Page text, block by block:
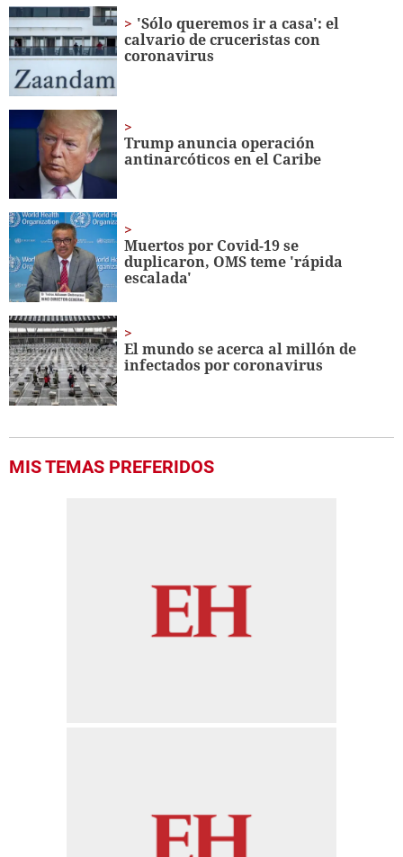
15
seconds
'Sólo queremos ir a casa': el
calvario de cruceristas con
coronavirus
Trump anuncia operación
antinarcóticos en el Caribe
Muertos por Covid-19 se
duplicaron, OMS teme 'rápida
escalada'
El mundo se acerca al millón de
infectados por coronavirus
MIS TEMAS PREFERIDOS